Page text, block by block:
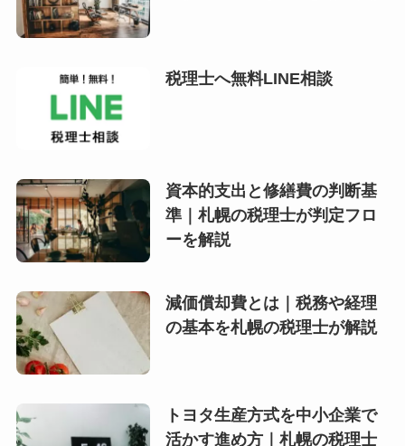
税理士へ無料LINE相談
資本的支出と修繕費の判断基
準｜札幌の税理士が判定フロ
ーを解説
減価償却費とは｜税務や経理
の基本を札幌の税理士が解説
トヨタ生産方式を中小企業で
活かす進め方｜札幌の税理士